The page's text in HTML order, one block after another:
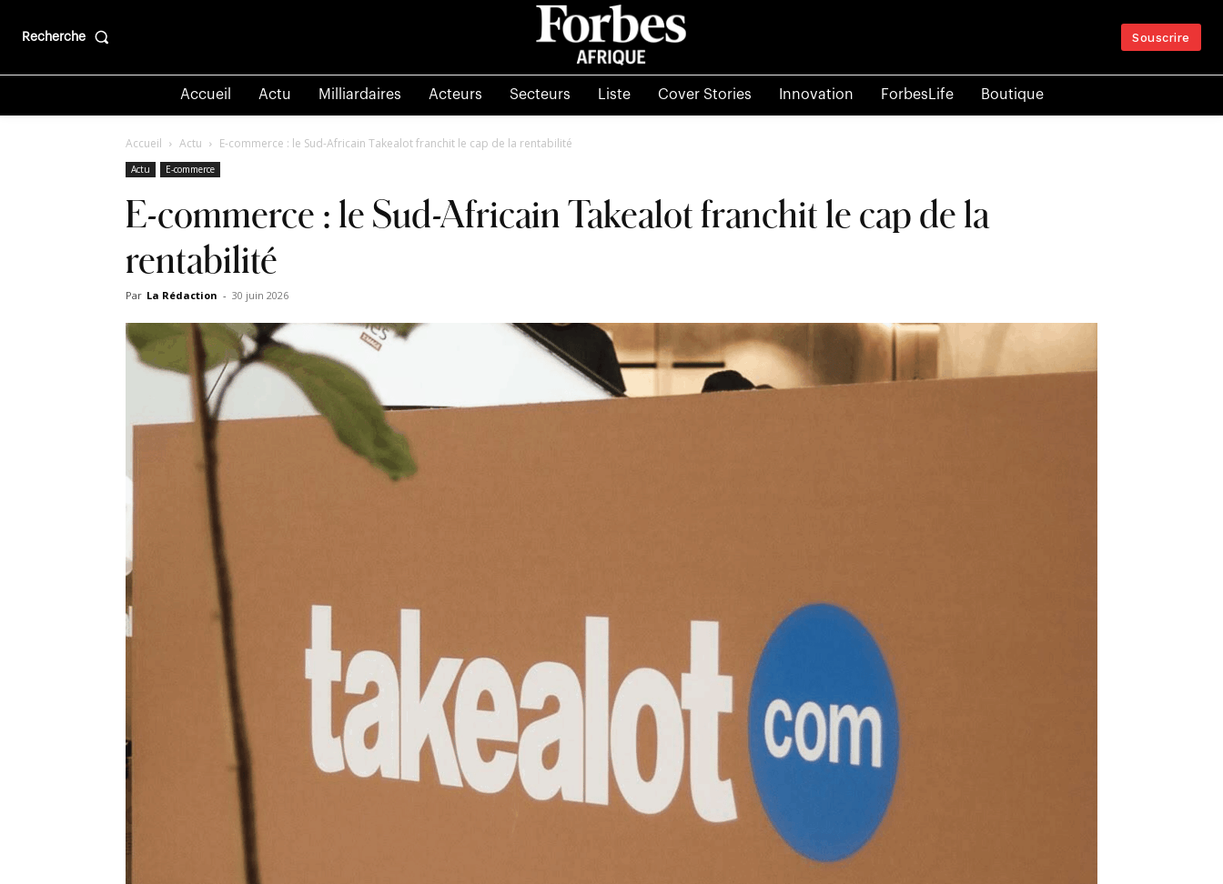
Recherche Souscrire
Accueil Actu Milliardaires Acteurs Secteurs Liste Cover Stories Innovation ForbesLife Boutique
Accueil Actu E-commerce : le Sud-Africain Takealot franchit le cap de la rentabilité
Actu E-commerce
E-commerce : le Sud-Africain Takealot franchit le cap de la
rentabilité
Par La Rédaction - 30 juin 2026